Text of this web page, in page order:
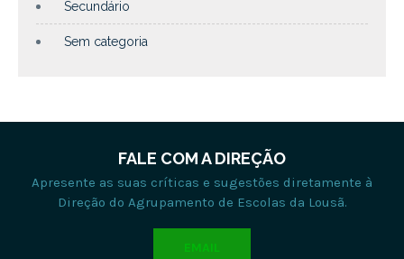
Secundário
Sem categoria
FALE COM A DIREÇÃO
Apresente as suas críticas e sugestões diretamente à
Direção do Agrupamento de Escolas da Lousã.
EMAIL